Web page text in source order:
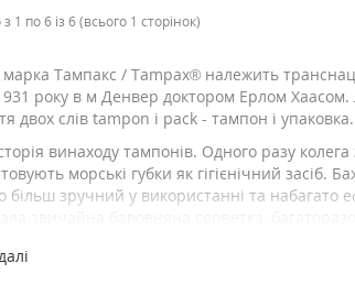
1 по 6 із 6 (всього 1 сторінок)
Тампакс / Tampax® належить
року в м Денвер доктором Ерлом Хаасом.
двох слів tampon і pack - тампон і упаковка.
винаходу тампонів. Одного разу
морські губки як гігієнічний
більш зручний у використанні та набагато
- єдині тампони, які рекомендовані